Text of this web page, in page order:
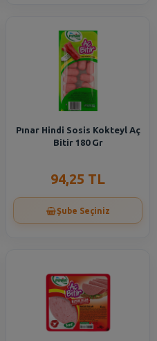
Pınar Hindi Sosis Kokteyl Aç
Bitir 180 Gr
94,25 TL
Şube Seçiniz